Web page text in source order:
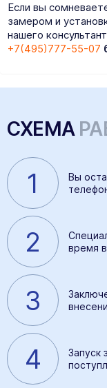
Если вы
замером и
нашего
+7(495)777-55-07
СХЕМА
1 Вы
2
время
3
4
Запуск